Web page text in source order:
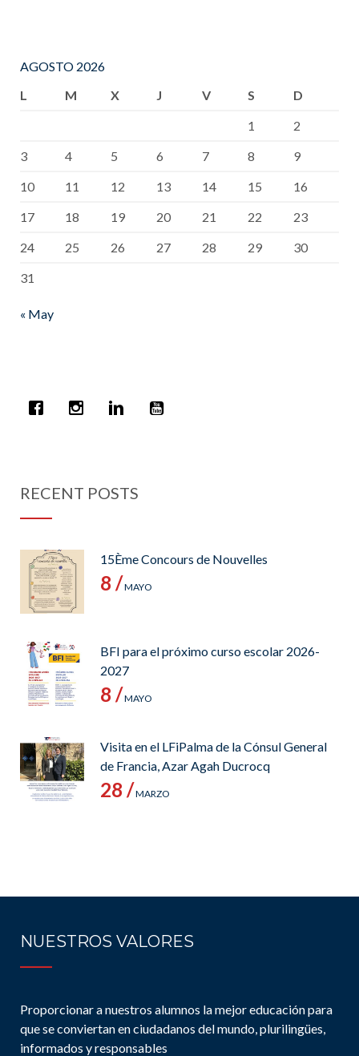
AGOSTO 2026
L
M X J V S
D
1
2
3
4 5 6 7 8
9
10
11 12 13 14 15
16
17
18 19 20 21 22
23
24
25 26 27 28 29
30
31
« May
RECENT POSTS
15Ème Concours de Nouvelles
8 /MAYO
BFI para el próximo curso escolar 2026-
2027
8 /MAYO
Visita en el LFiPalma de la Cónsul General
de Francia, Azar Agah Ducrocq
28 /MARZO
NUESTROS VALORES
Proporcionar a nuestros alumnos la mejor educación para
que se conviertan en ciudadanos del mundo, plurilingües,
informados y responsables